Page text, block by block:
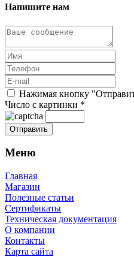
Напишите нам
Нажимая кнопку
Число с картинки *
Меню
Главная
Магазин
Полезные статьи
Сертификаты
Техническая документация
О компании
Контакты
Карта сайта